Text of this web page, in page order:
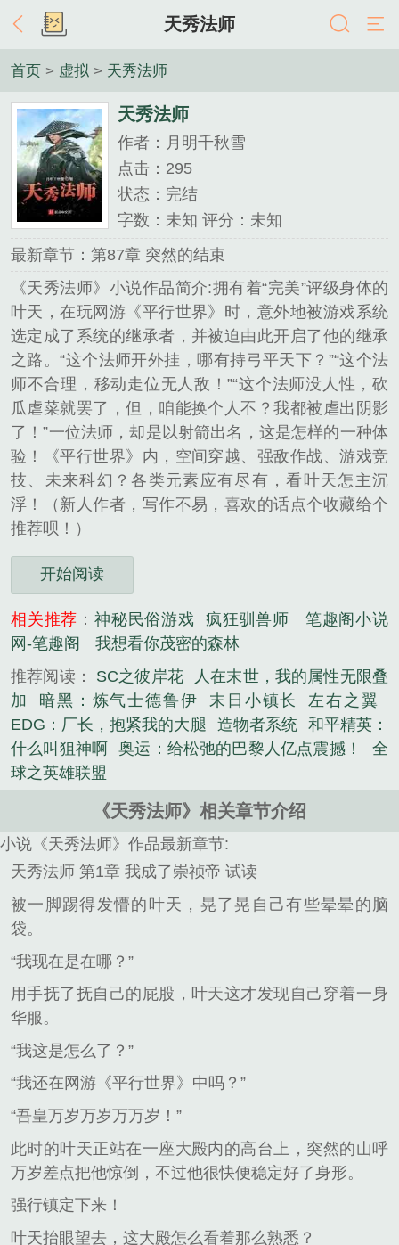
天秀法师
首页 > 虚拟 > 天秀法师
天秀法师
作者：月明千秋雪
点击：295
状态：完结
字数：未知 评分：未知
最新章节：第87章 突然的结束
《天秀法师》小说作品简介:拥有着“完美”评级身体的
叶天，在玩网游《平行世界》时，意外地被游戏系统
选定成了系统的继承者，并被迫由此开启了他的继承
之路。“这个法师开外挂，哪有持弓平天下？”“这个法
师不合理，移动走位无人敌！”“这个法师没人性，砍
瓜虐菜就罢了，但，咱能换个人不？我都被虐出阴影
了！”一位法师，却是以射箭出名，这是怎样的一种体
验！《平行世界》内，空间穿越、强敌作战、游戏竞
技、未来科幻？各类元素应有尽有，看叶天怎主沉
浮！（新人作者，写作不易，喜欢的话点个收藏给个
推荐呗！）
开始阅读
相关推荐 ：神秘民俗游戏 疯狂驯兽师
笔趣阁小说
网-笔趣阁
我想看你茂密的森林
推荐阅读： SC之彼岸花
人在末世，我的属性无限叠
加
暗黑：炼气士德鲁伊 末日小镇长
左右之翼
EDG：厂长，抱紧我的大腿
造物者系统
和平精英：
什么叫狙神啊
奥运：给松弛的巴黎人亿点震撼！
全
球之英雄联盟
《天秀法师》相关章节介绍
小说《天秀法师》作品最新章节:
天秀法师 第1章 我成了崇祯帝 试读
被一脚踢得发懵的叶天，晃了晃自己有些晕晕的脑
袋。
“我现在是在哪？”
用手抚了抚自己的屁股，叶天这才发现自己穿着一身
华服。
“我这是怎么了？”
“我还在网游《平行世界》中吗？”
“吾皇万岁万岁万万岁！”
此时的叶天正站在一座大殿内的高台上，突然的山呼
万岁差点把他惊倒，不过他很快便稳定好了身形。
强行镇定下来！
叶天抬眼望去，这大殿怎么看着那么熟悉？